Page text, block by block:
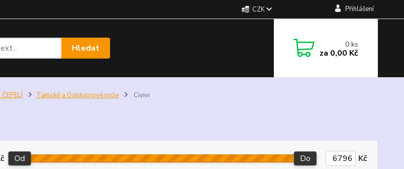
CZK Přihlášení
Hledat 0ks
za 0,00 Kč
Taktické a Outdoorové nože Civivi
Od Do Kč